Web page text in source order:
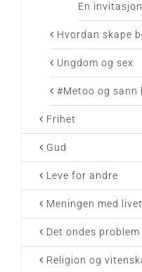
En invitasjon
Hvordan skape
Ungdom og sex
#Metoo og
Frihet
Gud
Leve for andre
Meningen med livet
Det ondes problem
Religion og